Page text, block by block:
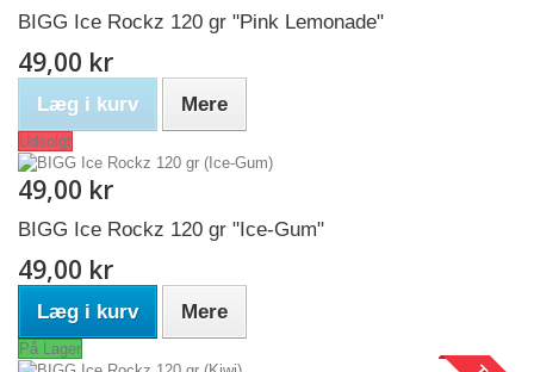
BIGG Ice Rockz 120 gr "Pink Lemonade"
49,00 kr
Læg i kurv Mere
Udsolgt
49,00 kr
BIGG Ice Rockz 120 gr "Ice-Gum"
49,00 kr
Læg i kurv Mere
På Lager